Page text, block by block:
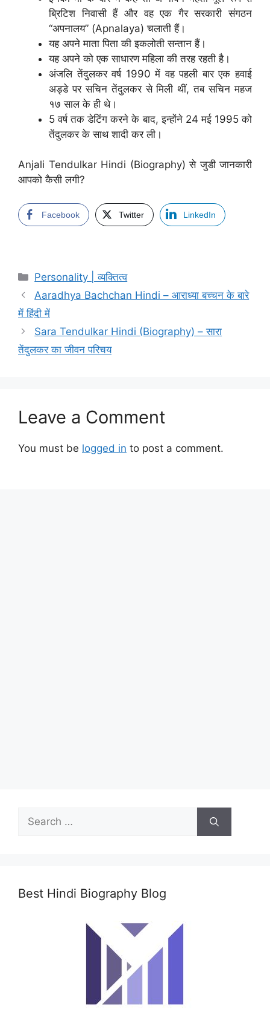
ब्रिटिश निवासी हैं और वह एक गैर सरकारी संगठन
“अपनालय” (Apnalaya) चलाती हैं।
यह अपने माता पिता की इकलोती सन्तान हैं।
यह अपने को एक साधारण महिला की तरह रहती है।
अंजलि तेंदुलकर वर्ष 1990 में वह पहली बार एक हवाई
अड्डे पर सचिन तेंदुलकर से मिली थीं, तब सचिन महज
१७ साल के ही थे।
5 वर्ष तक डेटिंग करने के बाद, इन्होंने 24 मई 1995 को
तेंदुलकर के साथ शादी कर ली।
Anjali Tendulkar Hindi (Biography) से जुडी जानकारी
आपको कैसी लगी?
Facebook Twitter LinkedIn
Categories
Personality | व्यक्तित्व
Aaradhya Bachchan Hindi – आराध्या बच्चन के बारे
में हिंदी में
Sara Tendulkar Hindi (Biography) – सारा
तेंदुलकर का जीवन परिचय
Leave a Comment
You must be logged in to post a comment.
Search
for:
Best Hindi Biography Blog